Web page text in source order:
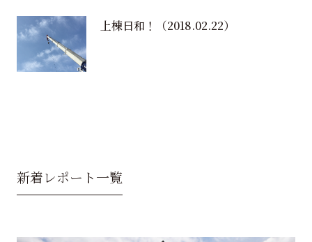
上棟日和！ （2018.02.22）
新着レポート一覧